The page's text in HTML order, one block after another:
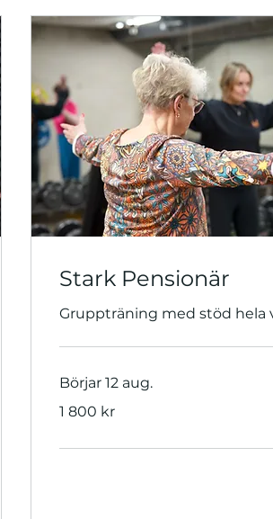
Stark Pensionär
Gruppträning med stöd hela
Börjar 12 aug.
svenska
1 800 kr